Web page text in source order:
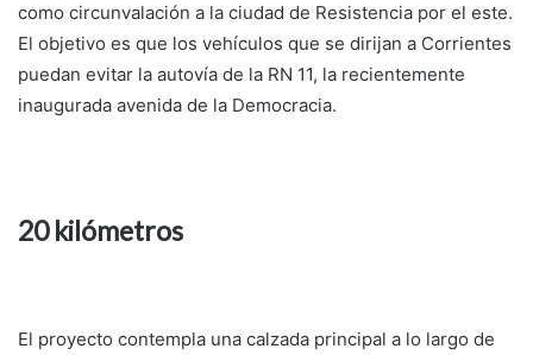
como circunvalación a la ciudad de Resistencia por el este.
El objetivo es que los vehículos que se dirijan a Corrientes
puedan evitar la autovía de la RN 11, la recientemente
inaugurada avenida de la Democracia.
20 kilómetros
El proyecto contempla una calzada principal a lo largo de